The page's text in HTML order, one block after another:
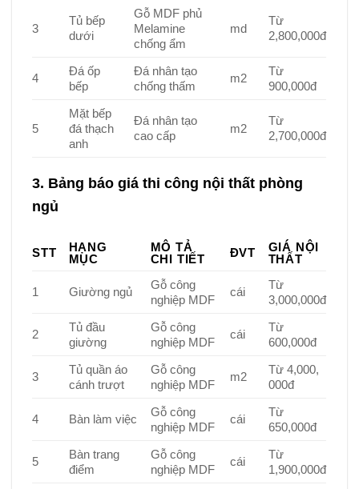
3
Tủ bếp
dưới
Gỗ MDF phủ
Melamine
chống ẩm
md
Từ
2,800,000đ
4
Đá ốp
bếp
Đá nhân tạo
chống thấm
m2
Từ
900,000đ
5
Mặt bếp
đá thạch
anh
Đá nhân tạo
cao cấp
m2
Từ
2,700,000đ
3. Bảng báo giá thi công nội thất phòng
ngủ
STT
HẠNG
MỤC
MÔ TẢ
CHI TIẾT
ĐVT
GIÁ NỘI
THẤT
1 Giường ngủ
Gỗ công
nghiệp MDF
cái
Từ
3,000,000đ
2
Tủ đầu
giường
Gỗ công
nghiệp MDF
cái
Từ
600,000đ
3
Tủ quần áo
cánh trượt
Gỗ công
nghiệp MDF
m2
Từ 4,000,
000đ
4 Bàn làm việc
Gỗ công
nghiệp MDF
cái
Từ
650,000đ
5
Bàn trang
điểm
Gỗ công
nghiệp MDF
cái
Từ
1,900,000đ